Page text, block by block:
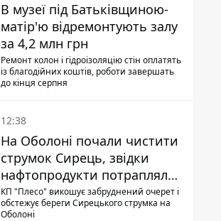
В музеї під Батьківщиною-
матір'ю відремонтують залу
за 4,2 млн грн
Ремонт колон і гідроізоляцію стін оплатять
із благодійних коштів, роботи завершать
до кінця серпня
12:38
На Оболоні почали чистити
струмок Сирець, звідки
нафтопродукти потрапляли
до озер
КП "Плесо" викошує забруднений очерет і
обстежує береги Сирецького струмка на
Оболоні